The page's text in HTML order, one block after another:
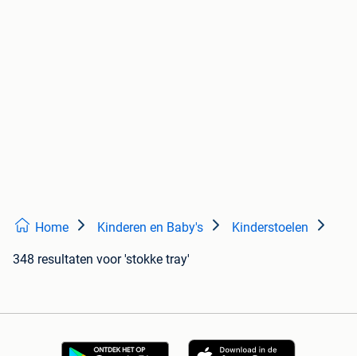
Home Kinderen en Baby's Kinderstoelen
348 resultaten voor 'stokke tray'